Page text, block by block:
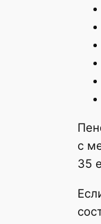
с
35